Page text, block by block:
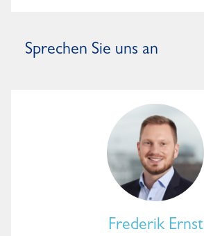
Sprechen Sie uns an
Frederik Ernst